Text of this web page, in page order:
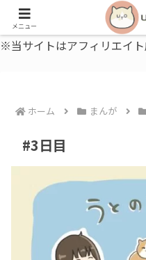
うとの部屋｜毎日に、ちょ
※当サイトはアフィリエイト
ホーム まんが
#3日目
メニュー